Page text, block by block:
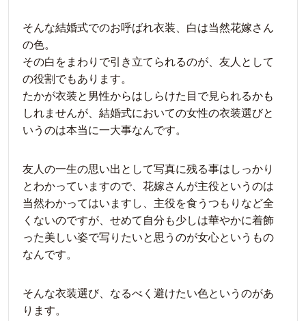
そんな結婚式でのお呼ばれ衣装、白は当然花嫁さん
の色。
その白をまわりで引き立てられるのが、友人として
の役割でもあります。
たかが衣装と男性からはしらけた目で見られるかも
しれませんが、結婚式においての女性の衣装選びと
いうのは本当に一大事なんです。
友人の一生の思い出として写真に残る事はしっかり
とわかっていますので、花嫁さんが主役というのは
当然わかってはいますし、主役を食うつもりなど全
くないのですが、せめて自分も少しは華やかに着飾
った美しい姿で写りたいと思うのが女心というもの
なんです。
そんな衣装選び、なるべく避けたい色というのがあ
ります。